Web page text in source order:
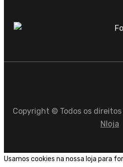
Copyright © Todos os
Nloja
Usamos cookies na nossa loja para